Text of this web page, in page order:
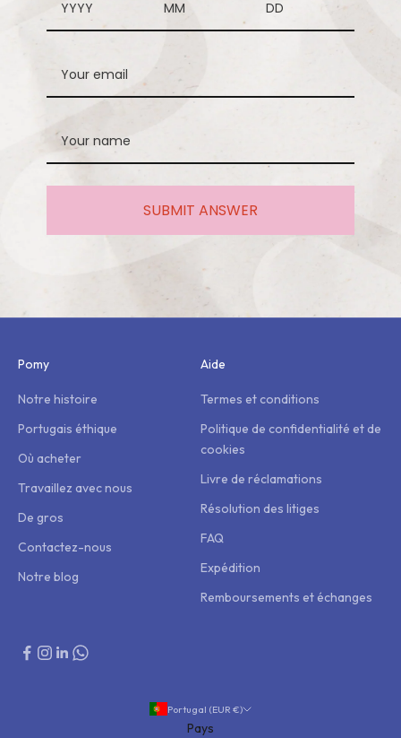
SUBMIT ANSWER
Pomy
Notre histoire
Portugais éthique
Où acheter
Travaillez avec nous
De gros
Contactez-nous
Notre blog
Aide
Termes et conditions
Politique de confidentialité et de
cookies
Livre de réclamations
Résolution des litiges
FAQ
Expédition
Remboursements et échanges
Portugal (EUR €)
Pays